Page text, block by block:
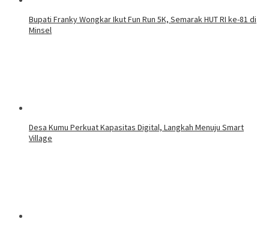
Bupati Franky Wongkar Ikut Fun Run 5K, Semarak HUT RI ke-81 di
Minsel
Desa Kumu Perkuat Kapasitas Digital, Langkah Menuju Smart
Village